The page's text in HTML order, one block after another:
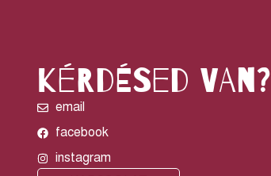
kérdésed van?
email
facebook
instagram